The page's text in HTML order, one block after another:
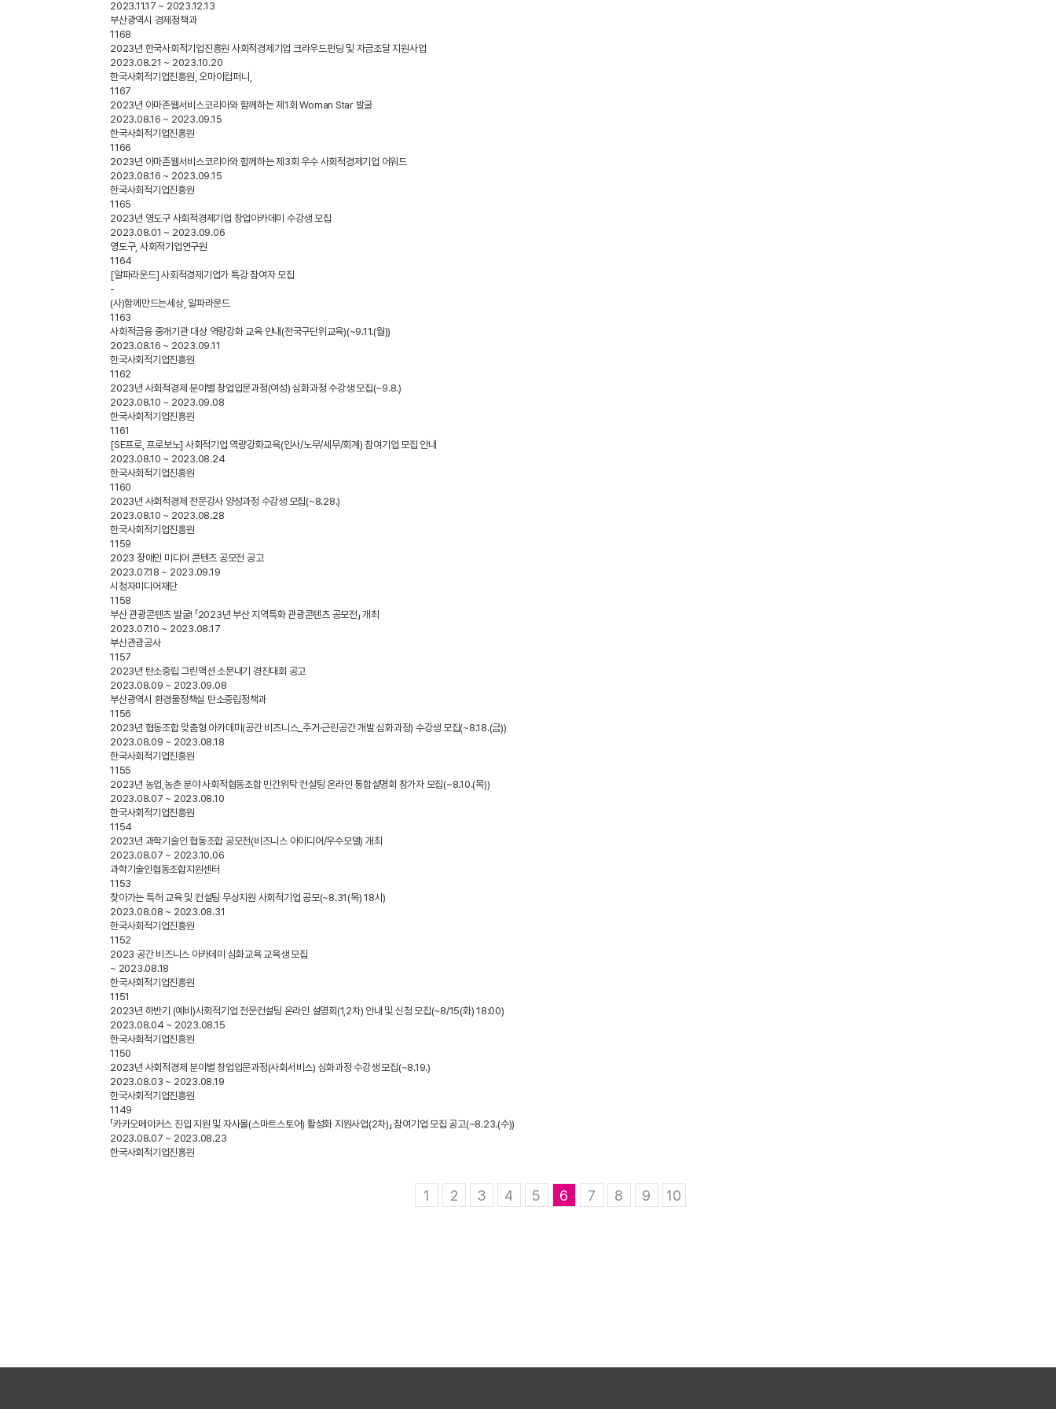
2023.11.17 ~ 2023.12.13
부산광역시 경제정책과
1168
2023년 한국사회적기업진흥원 사회적경제기업 크라우드펀딩 및 자금조달 지원사업
2023.08.21 ~ 2023.10.20
한국사회적기업진흥원, 오마이컴퍼니,
1167
2023년 아마존웹서비스코리아와 함께하는 제1회 Woman Star 발굴
2023.08.16 ~ 2023.09.15
한국사회적기업진흥원
1166
2023년 아마존웹서비스코리아와 함께하는 제3회 우수 사회적경제기업 어워드
2023.08.16 ~ 2023.09.15
한국사회적기업진흥원
1165
2023년 영도구 사회적경제기업 창업아카데미 수강생 모집
2023.08.01 ~ 2023.09.06
영도구, 사회적기업연구원
1164
[알파라운드] 사회적경제기업가 특강 참여자 모집
-
(사)함께만드는세상, 알파라운드
1163
사회적금융 중개기관 대상 역량강화 교육 안내(전국구단위교육)(~9.11.(월))
2023.08.16 ~ 2023.09.11
한국사회적기업진흥원
1162
2023년 사회적경제 분야별 창업입문과정(여성) 심화과정 수강생 모집(~9.8.)
2023.08.10 ~ 2023.09.08
한국사회적기업진흥원
1161
[SE프로, 프로보노] 사회적기업 역량강화교육(인사/노무/세무/회계) 참여기업 모집 안내
2023.08.10 ~ 2023.08.24
한국사회적기업진흥원
1160
2023년 사회적경제 전문강사 양성과정 수강생 모집(~8.28.)
2023.08.10 ~ 2023.08.28
한국사회적기업진흥원
1159
2023 장애인 미디어 콘텐츠 공모전 공고
2023.07.18 ~ 2023.09.19
시청자미디어재단
1158
부산 관광콘텐츠 발굴! 「2023년 부산 지역특화 관광콘텐츠 공모전」 개최
2023.07.10 ~ 2023.08.17
부산관광공사
1157
2023년 탄소중립 그린액션 소문내기 경진대회 공고
2023.08.09 ~ 2023.09.08
부산광역시 환경물정책실 탄소중립정책과
1156
2023년 협동조합 맞춤형 아카데미(공간 비즈니스_주거·근린공간 개발 심화과정) 수강생 모집(~8.18.(금))
2023.08.09 ~ 2023.08.18
한국사회적기업진흥원
1155
2023년 농업,농촌 분야 사회적협동조합 민간위탁 컨설팅 온라인 통합설명회 참가자 모집(~8.10.(목))
2023.08.07 ~ 2023.08.10
한국사회적기업진흥원
1154
2023년 과학기술인 협동조합 공모전(비즈니스 아이디어/우수모델) 개최
2023.08.07 ~ 2023.10.06
과학기술인협동조합지원센터
1153
찾아가는 특허 교육 및 컨설팅 무상지원 사회적기업 공모(~8.31(목) 18시)
2023.08.08 ~ 2023.08.31
한국사회적기업진흥원
1152
2023 공간 비즈니스 아카데미 심화교육 교육생 모집
~ 2023.08.18
한국사회적기업진흥원
1151
2023년 하반기 (예비)사회적기업 전문컨설팅 온라인 설명회(1,2차) 안내 및 신청 모집(~8/15(화) 18:00)
2023.08.04 ~ 2023.08.15
한국사회적기업진흥원
1150
2023년 사회적경제 분야별 창업입문과정(사회서비스) 심화과정 수강생 모집(~8.19.)
2023.08.03 ~ 2023.08.19
한국사회적기업진흥원
1149
「카카오메이커스 진입 지원 및 자사몰(스마트스토어) 활성화 지원사업(2차)」 참여기업 모집 공고(~8.23.(수))
2023.08.07 ~ 2023.08.23
한국사회적기업진흥원
1 2 3 4 5 6 7 8 9 10